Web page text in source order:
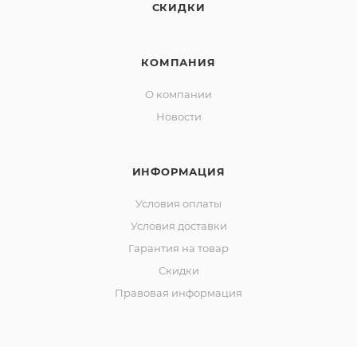
СКИДКИ
КОМПАНИЯ
О компании
Новости
ИНФОРМАЦИЯ
Условия оплаты
Условия доставки
Гарантия на товар
Скидки
Правовая информация